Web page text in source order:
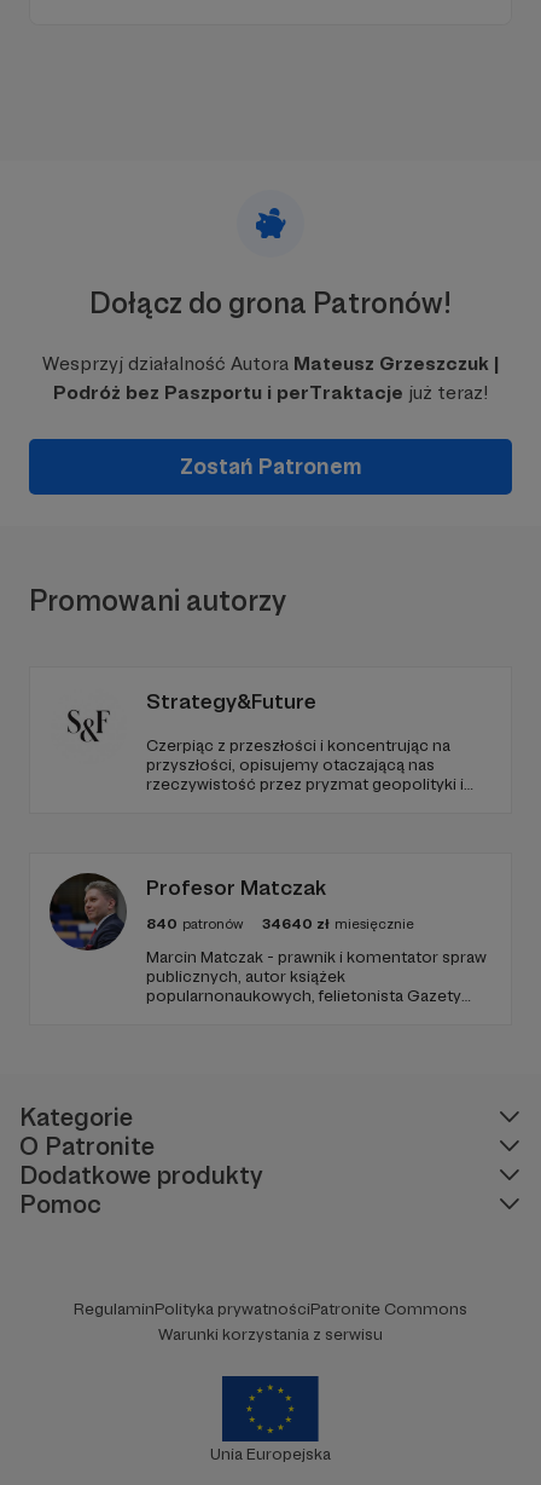
Dołącz do grona Patronów!
Wesprzyj działalność Autora Mateusz Grzeszczuk |
Podróż bez Paszportu i perTraktacje już teraz!
Zostań Patronem
Promowani autorzy
Strategy&Future
Czerpiąc z przeszłości i koncentrując na
przyszłości, opisujemy otaczającą nas
rzeczywistość przez pryzmat geopolityki i
Profesor Matczak
840 patronów 34640 zł miesięcznie
Marcin Matczak - prawnik i komentator spraw
publicznych, autor książek
popularnonaukowych, felietonista Gazety
Kategorie
O Patronite
Dodatkowe produkty
Pomoc
RegulaminPolityka prywatnościPatronite Commons
Warunki korzystania z serwisu
Unia Europejska